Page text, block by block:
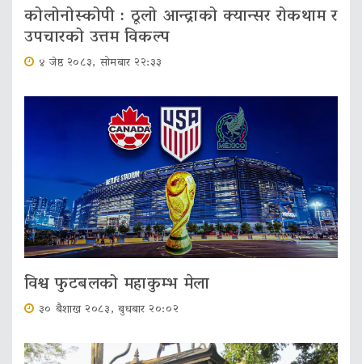
कोलोनोस्कोपी : ठूलो आन्द्राको क्यान्सर रोकथाम र
उपचारको उत्तम विकल्प
४ जेष्ठ २०८३, सोमबार २२:३३
विश्व फुटबलको महाकुम्भ मेला
३० बैशाख २०८३, बुधबार २०:०२